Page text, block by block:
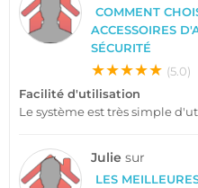
COMMENT
ACCESSOIRES
SÉCURITÉ
★★★★★ (5.0)
Facilité d'utilisation
Le système est très simple
Julie sur
LES